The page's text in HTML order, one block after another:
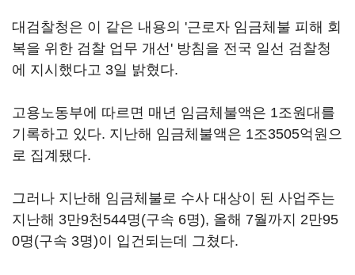
대검찰청은 이 같은 내용의 '근로자 임금체불 피해 회
복을 위한 검찰 업무 개선' 방침을 전국 일선 검찰청
에 지시했다고 3일 밝혔다.
고용노동부에 따르면 매년 임금체불액은 1조원대를
기록하고 있다. 지난해 임금체불액은 1조3505억원으
로 집계됐다.
그러나 지난해 임금체불로 수사 대상이 된 사업주는
지난해 3만9천544명(구속 6명), 올해 7월까지 2만95
0명(구속 3명)이 입건되는데 그쳤다.